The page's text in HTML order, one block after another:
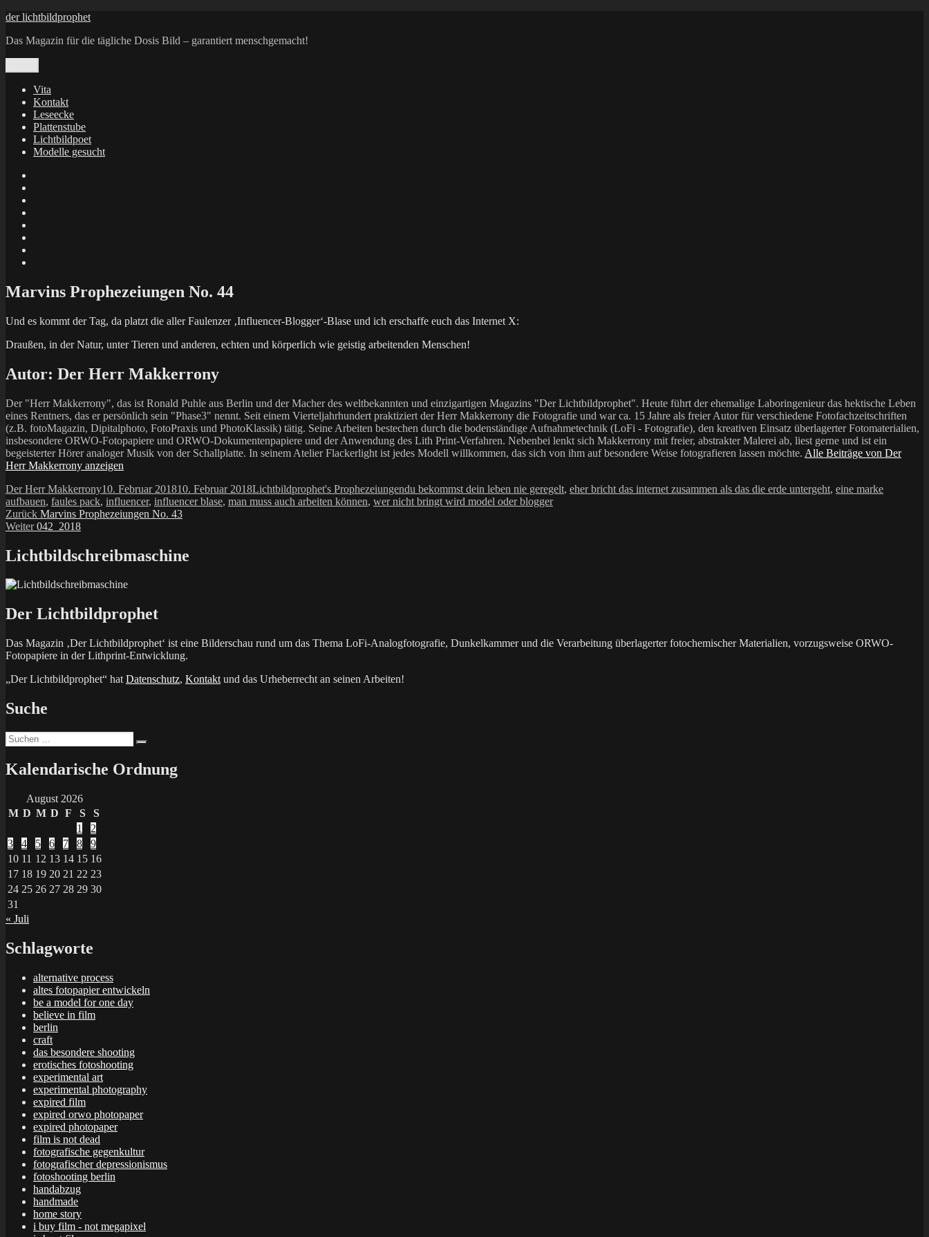
Zum
springen
der lichtbildprophet
Das Magazin für die tägliche Dosis Bild – garantiert menschgemacht!
Vita
Kontakt
Leseecke
Plattenstube
Lichtbildpoet
Modelle gesucht
Marvins Prophezeiungen No. 44
Und es kommt der Tag, da platzt die aller Faulenzer ‚Influencer-Blogger‘-Blase und ich erschaffe euch das Internet X:
Draußen, in der Natur, unter Tieren und anderen, echten und körperlich wie geistig arbeitenden Menschen!
Autor: Der Herr Makkerrony
Der "Herr Makkerrony", das ist Ronald Puhle aus Berlin und der Macher des weltbekannten und einzigartigen Magazins "Der Lichtbildprophet". Heute führt der ehemalige Laboringenieur das hektische Leben
eines Rentners, das er persönlich sein "Phase3" nennt. Seit einem Vierteljahrhundert praktiziert der Herr Makkerrony die Fotografie und war ca. 15 Jahre als freier Autor für verschiedene Fotofachzeitschriften
(z.B. fotoMagazin, Dipitalphoto, FotoPraxis und PhotoKlassik) tätig. Seine Arbeiten bestechen durch die bodenständige Aufnahmetechnik (LoFi - Fotografie), den kreativen Einsatz überlagerter Fotomaterialien,
insbesondere ORWO-Fotopapiere und ORWO-Dokumentenpapiere und der Anwendung des Lith Print-Verfahren. Nebenbei lenkt sich Makkerrony mit freier, abstrakter Malerei ab, liest gerne und ist ein
begeisterter Hörer analoger Musik von der Schallplatte. In seinem Atelier Flackerlight ist jedes Modell willkommen, das sich von ihm auf besondere Weise fotografieren lassen möchte. Alle Beiträge von Der
Herr Makkerrony anzeigen
Autor
Der Herr MakkerronyVeröffentlicht
am
10. Februar 201810. Februar 2018Kategorien
Lichtbildprophet's ProphezeiungenSchlagwörter
du bekommst dein leben nie geregelt, eher bricht das internet zusammen als das die erde untergeht, eine marke
aufbauen, faules pack, influencer, influencer blase, man muss auch arbeiten können, wer nicht bringt wird model oder blogger
Beitragsnavigation
Zurück Vorheriger
Beitrag:
Marvins Prophezeiungen No. 43
Weiter Nächster
042_2018
Lichtbildschreibmaschine
Der Lichtbildprophet
Das Magazin ‚Der Lichtbildprophet‘ ist eine Bilderschau rund um das Thema LoFi-Analogfotografie, Dunkelkammer und die Verarbeitung überlagerter fotochemischer Materialien, vorzugsweise ORWO-
Fotopapiere in der Lithprint-Entwicklung.
„Der Lichtbildprophet“ hat Datenschutz, Kontakt und das Urheberrecht an seinen Arbeiten!
Suche
Suchen
nach:
Kalendarische Ordnung
August 2026
M D M D F S
S
1
2
3
4 5 6 7 8
9
10 11 12 13 14 15 16
17 18 19 20 21 22 23
24 25 26 27 28 29 30
31
« Juli
Schlagworte
alternative process
altes fotopapier entwickeln
be a model for one day
believe in film
berlin
craft
das besondere shooting
erotisches fotoshooting
experimental art
experimental photography
expired film
expired orwo photopaper
expired photopaper
film is not dead
fotografische gegenkultur
fotografischer depressionismus
fotoshooting berlin
handabzug
handmade
home story
i buy film - not megapixel